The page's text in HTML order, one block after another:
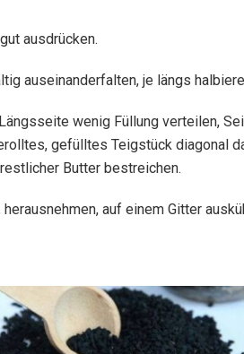
ausdrücken.
auseinanderfalten, je längs
wenig Füllung verteilen,
gefülltes Teigstück diagonal
Butter bestreichen.
auf einem Gitter